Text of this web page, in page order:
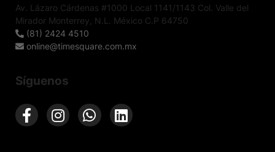
Av. Lázaro Cárdenas #1000 Local 1141/1143 Col. Valle del
Mirador Monterrey, N.L. México C.P 64750
(81) 2424 4510
online@timesquare.com.mx
Síguenos